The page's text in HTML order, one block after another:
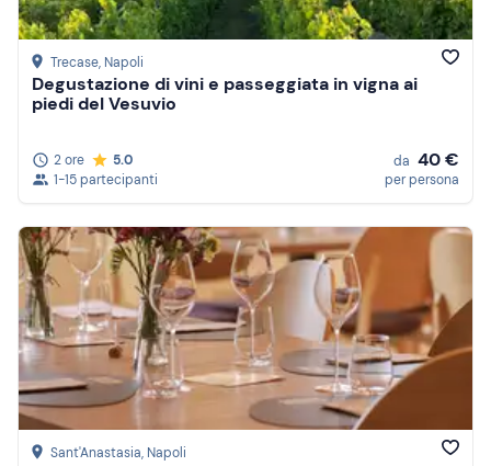
Trecase, Napoli
Degustazione di vini e passeggiata in vigna ai
piedi del Vesuvio
2 ore
5.0
1-15 partecipanti
da 40 €
per persona
Sant'Anastasia, Napoli